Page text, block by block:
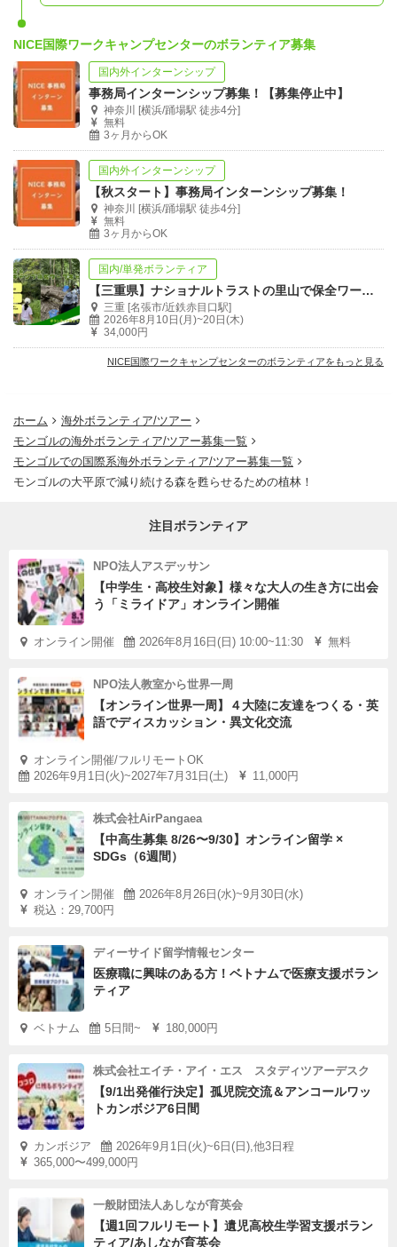
NICE国際ワークキャンプセンターのボランティア募集
国内外インターンシップ
事務局インターンシップ募集！【募集停止中】
神奈川 [横浜/踊場駅 徒歩4分]
無料
3ヶ月からOK
国内外インターンシップ
【秋スタート】事務局インターンシップ募集！
神奈川 [横浜/踊場駅 徒歩4分]
無料
3ヶ月からOK
国内/単発ボランティア
【三重県】ナショナルトラストの里山で保全ワーク&子どもキャンプ補佐！
三重 [名張市/近鉄赤目口駅]
2026年8月10日(月)~20日(木)
34,000円
NICE国際ワークキャンプセンターのボランティアをもっと見る
ホーム
海外ボランティア/ツアー
モンゴルの海外ボランティア/ツアー募集一覧
モンゴルでの国際系海外ボランティア/ツアー募集一覧
モンゴルの大平原で減り続ける森を甦らせるための植林！
注目ボランティア
NPO法人アスデッサン
【中学生・高校生対象】様々な大人の生き方に出会
う「ミライドア」オンライン開催
オンライン開催 2026年8月16日(日) 10:00~11:30 無料
NPO法人教室から世界一周
【オンライン世界一周】４大陸に友達をつくる・英
語でディスカッション・異文化交流
オンライン開催/フルリモートOK
2026年9月1日(火)~2027年7月31日(土)
11,000円
株式会社AirPangaea
【中高生募集 8/26〜9/30】オンライン留学 ×
SDGs（6週間）
オンライン開催
2026年8月26日(水)~9月30日(水)
税込：29,700円
ディーサイド留学情報センター
医療職に興味のある方！ベトナムで医療支援ボラン
ティア
ベトナム 5日間~ 180,000円
株式会社エイチ・アイ・エス スタディツアーデスク
【9/1出発催行決定】孤児院交流＆アンコールワッ
トカンボジア6日間
カンボジア
2026年9月1日(火)~6日(日),他3日程
365,000〜499,000円
一般財団法人あしなが育英会
【週1回フルリモート】遺児高校生学習支援ボラン
ティア/あしなが育英会